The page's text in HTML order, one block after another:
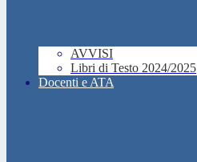
AVVISI
Libri di Testo 2024/2025
Docenti e ATA